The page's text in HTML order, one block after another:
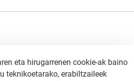
eta hirugarrenen cookie-ak baino
teknikoetarako, erabiltzaileek